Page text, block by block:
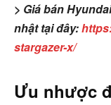
> Giá bán
nhật tại đây:
stargazer-x/
Ưu nhược